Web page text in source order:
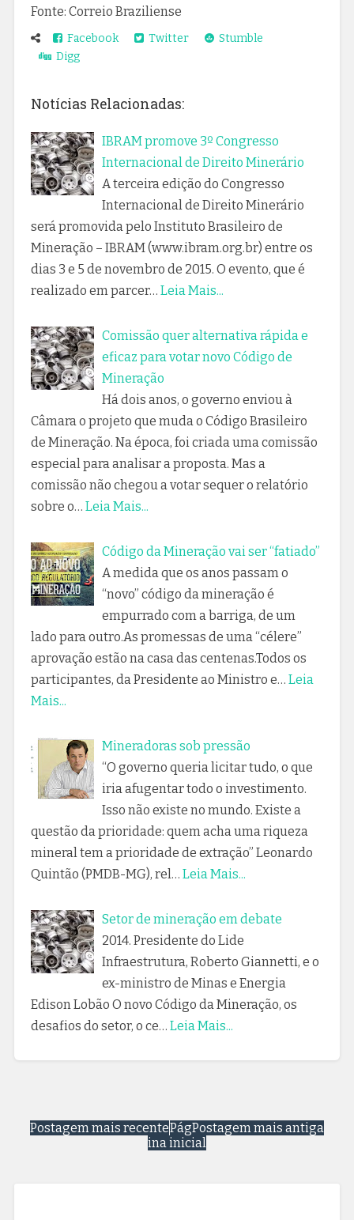
Fonte: Correio Braziliense
Facebook Twitter
Stumble
Digg
Notícias Relacionadas:
IBRAM promove 3º Congresso
Internacional de Direito Minerário
A terceira edição do Congresso
Internacional de Direito Minerário
será promovida pelo Instituto Brasileiro de
Mineração – IBRAM (www.ibram.org.br) entre os
dias 3 e 5 de novembro de 2015. O evento, que é
realizado em parcer… Leia Mais...
Comissão quer alternativa rápida e
eficaz para votar novo Código de
Mineração
Há dois anos, o governo enviou à
Câmara o projeto que muda o Código Brasileiro
de Mineração. Na época, foi criada uma comissão
especial para analisar a proposta. Mas a
comissão não chegou a votar sequer o relatório
sobre o… Leia Mais...
Código da Mineração vai ser “fatiado”
A medida que os anos passam o
“novo” código da mineração é
empurrado com a barriga, de um
lado para outro.As promessas de uma “célere”
aprovação estão na casa das centenas.Todos os
participantes, da Presidente ao Ministro e… Leia
Mais...
Mineradoras sob pressão
“O governo queria licitar tudo, o que
iria afugentar todo o investimento.
Isso não existe no mundo. Existe a
questão da prioridade: quem acha uma riqueza
mineral tem a prioridade de extração” Leonardo
Quintão (PMDB-MG), rel… Leia Mais...
Setor de mineração em debate
2014. Presidente do Lide
Infraestrutura, Roberto Giannetti, e o
ex-ministro de Minas e Energia
Edison Lobão O novo Código da Mineração, os
desafios do setor, o ce… Leia Mais...
Postagem mais recente Postagem mais antiga
Pág
ina inicial